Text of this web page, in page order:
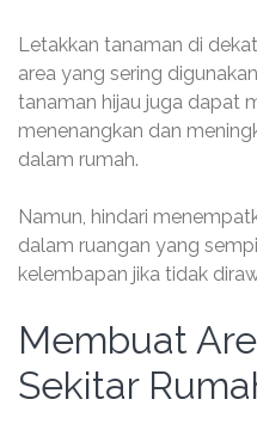
Letakkan tanaman di
area yang sering
tanaman hijau juga dapat
menenangkan dan
dalam rumah.
Namun, hindari
dalam ruangan yang
kelembapan jika tidak
Membuat
Sekitar